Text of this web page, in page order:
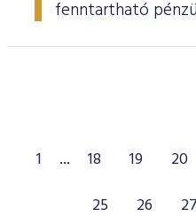
fenntartható
1 ... 18 19 20
25
26 27